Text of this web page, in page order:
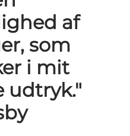
af
som
i mit
udtryk."